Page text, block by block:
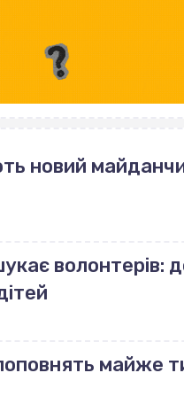
новий
волонтерів:
майже